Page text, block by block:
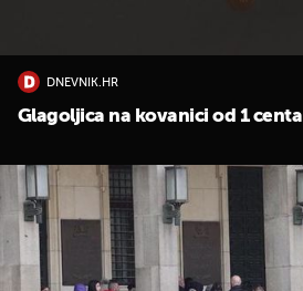
DNEVNIK.HR
Glagoljica na kovanici od 1 centa